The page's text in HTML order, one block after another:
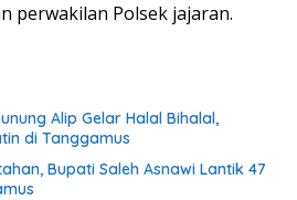
perwakilan Polsek jajaran.
Alip Gelar Halal Bihalal,
di Tanggamus
Bupati Saleh Asnawi Lantik 47